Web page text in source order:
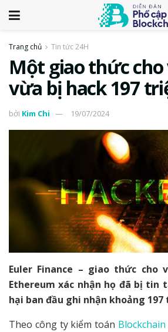
Trang chủ Tin tức 24H
Một giao thức cho
vừa bị hack 197
bởi Kim Chi 19/07/2024
Euler Finance – giao thức cho
Ethereum xác nhận họ đã bị tin
hại ban đầu ghi nhận khoảng 197
Theo công ty kiểm toán Blockchain